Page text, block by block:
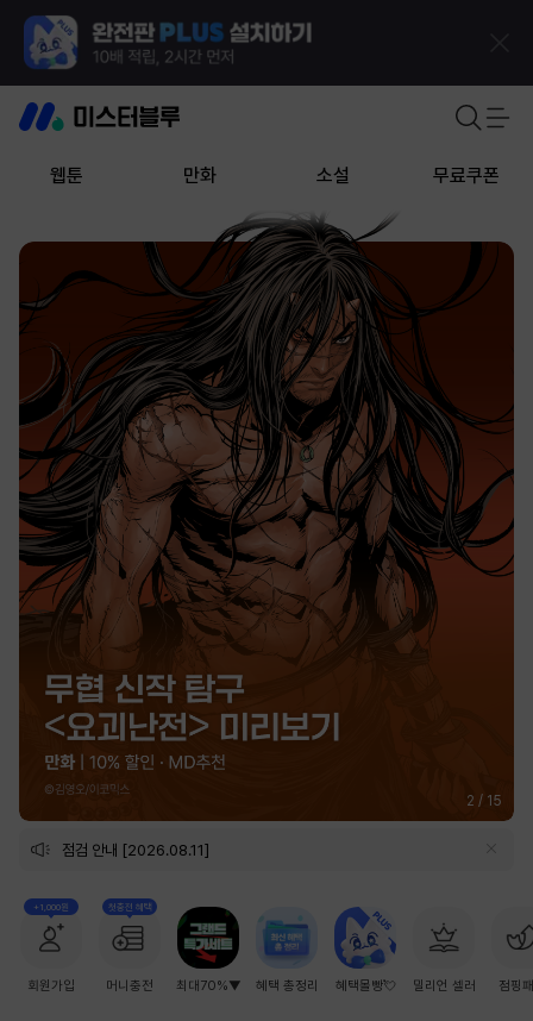
웹툰 만화 소설 무료쿠폰
2 / 15
점검 안내 [2026.08.11]
+1,000원
회원가입
첫충전 혜택
머니충전 최대70%▼ 혜택 총정리 혜택몰빵💘 밀리언 셀러 점핑